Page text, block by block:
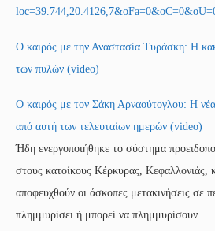
Ο καιρός με την Αναστασία Τυράσκη: Η
των πυλών (video)
Ο καιρός με τον Σάκη Αρναούτογλου: H
από αυτή των τελευταίων ημερών (video)
Ήδη ενεργοποιήθηκε το σύστημα
στους κατοίκους Κέρκυρας, Κεφαλλονιάς,
αποφευχθούν οι άσκοπες μετακινήσεις σε
πλημμυρίσει ή μπορεί να πλημμυρίσουν.